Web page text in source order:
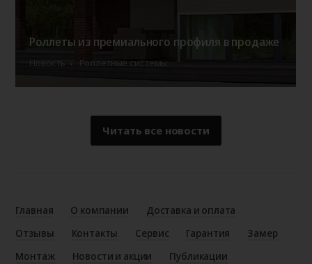
Роллеты из премиального профиля в продаже
Новость Роллетные системы
Читать все новости
Главная О компании
Доставка и оплата
Отзывы
Контакты Сервис Гарантия
Замер
Монтаж
Новости и акции
Публикации